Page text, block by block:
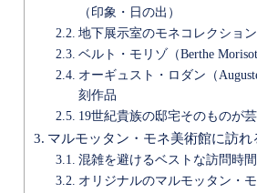
（印象・日の出）
地下展示室のモネコレクショ
ベルト・モリゾ（Berthe
オーギュスト・ロダン（
刻作品
19世紀貴族の邸宅そのものが
マルモッタン・モネ美術館に訪れ
混雑を避けるベストな訪問時
オリジナルのマルモッタン・